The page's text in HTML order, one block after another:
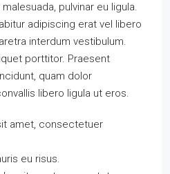
pulvinar eu ligula.
adipiscing erat vel libero
interdum vestibulum.
porttitor. Praesent
quam dolor
libero ligula ut eros.
amet, consectetuer
eu risus.